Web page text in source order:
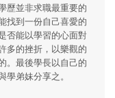
歷並非求職最重要的
找到一份自己喜愛的
否能以學習的心面對
多的挫折，以樂觀的
。最後學長以自己的
弟妹分享之。